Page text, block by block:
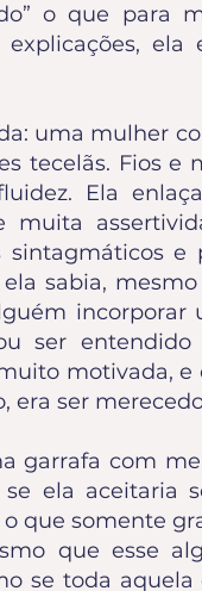
o que para
uma mulher
tecelãs. Fios e
Ela
e
sabia,
ser entendido
motivada,
ser
garrafa com
ela aceitaria
que somente
que esse
se toda